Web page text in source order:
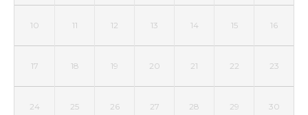
10 11 12 13 14 15 16
17 18 19 20 21 22 23
24 25 26 27 28 29 30